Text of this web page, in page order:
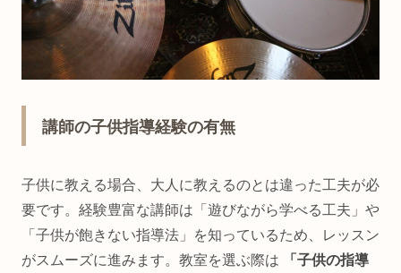
講師の子供指導経験の有無
子供に教える場合、大人に教えるのとは違った工夫が必
要です。経験豊富な講師は「遊びながら学べる工夫」や
「子供が飽きない指導法」を知っているため、レッスン
がスムーズに進みます。教室を選ぶ際は
「子供の指導